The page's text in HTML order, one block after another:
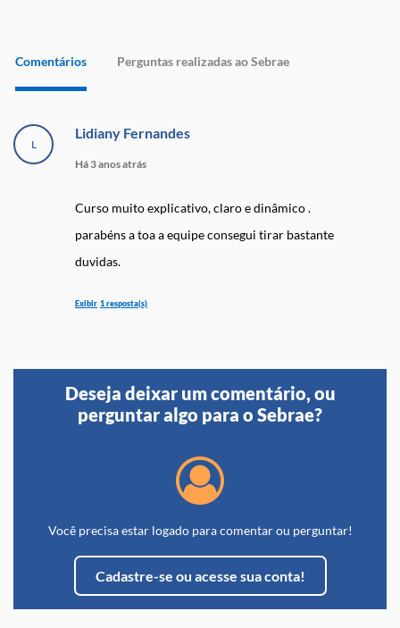
Comentários Perguntas realizadas ao Sebrae
L
Lidiany Fernandes
Há 3 anos atrás
Curso muito explicativo, claro e dinâmico .
parabéns a toa a equipe consegui tirar bastante
duvidas.
1 resposta(s)
Há 3 anos atrás
tenha gostado. Aproveite e
conheça outras soluções
Deseja deixar um comentário, ou
perguntar algo para o Sebrae?
Você precisa estar logado para comentar ou perguntar!
Cadastre-se ou acesse sua conta!